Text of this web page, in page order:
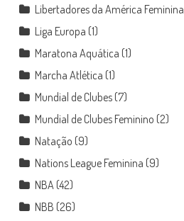
Libertadores da América Feminina
Liga Europa (1)
Maratona Aquática (1)
Marcha Atlética (1)
Mundial de Clubes(7)
Mundial de Clubes Feminino (2)
Natação (9)
Nations League Feminina (9)
NBA(42)
NBB (26)